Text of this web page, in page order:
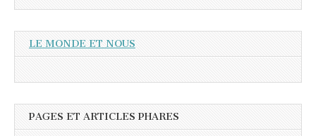
LE MONDE ET NOUS
PAGES ET ARTICLES PHARES